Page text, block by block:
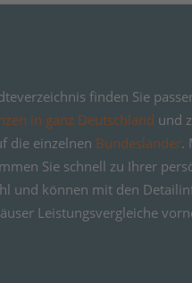
finden Sie
in ganz Deutschland und
die einzelnen Bundesländer.
Sie schnell zu Ihrer
und können mit den
Leistungsvergleiche